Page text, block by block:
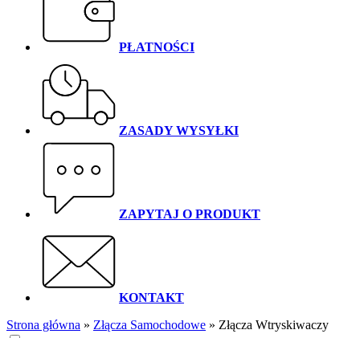
PŁATNOŚCI
ZASADY WYSYŁKI
ZAPYTAJ O PRODUKT
KONTAKT
Strona główna » Złącza Samochodowe » Złącza Wtryskiwaczy